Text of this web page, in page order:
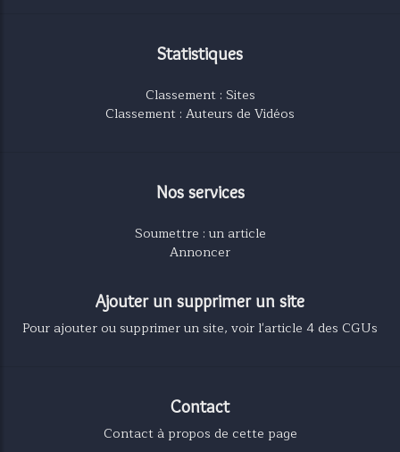
Statistiques
Classement : Sites
Classement : Auteurs de Vidéos
Nos services
Soumettre : un article
Annoncer
Ajouter un supprimer un site
Pour ajouter ou supprimer un site, voir l'article 4 des CGUs
Contact
Contact à propos de cette page